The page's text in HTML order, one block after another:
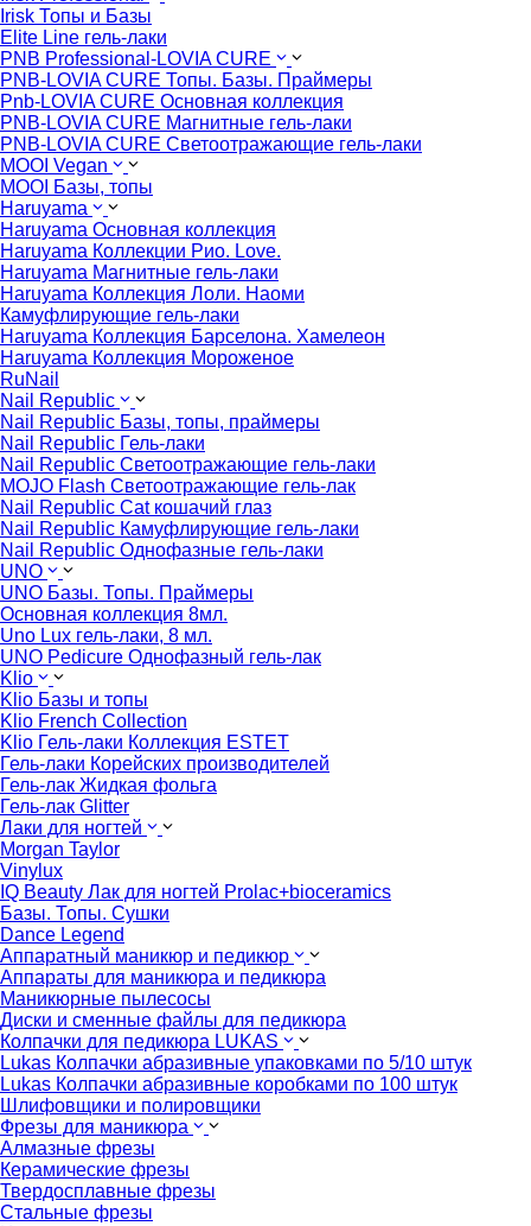
Irisk Топы и Базы
Elite Line гель-лаки
PNB Professional-LOVIA CURE
PNB-LOVIA CURE Топы. Базы. Праймеры
Pnb-LOVIA CURE Основная коллекция
PNB-LOVIA CURE Магнитные гель-лаки
PNB-LOVIA CURE Cветоотражающие гель-лаки
MOOI Vegan
MOOI Базы, топы
Haruyama
Haruyama Основная коллекция
Haruyama Коллекции Рио. Love.
Haruyama Магнитные гель-лаки
Haruyama Коллекция Лоли. Наоми
Камуфлирующие гель-лаки
Haruyama Коллекция Барселона. Хамелеон
Haruyama Коллекция Мороженое
RuNail
Nail Republic
Nail Republic Базы, топы, праймеры
Nail Republic Гель-лаки
Nail Republic Светоотражающие гель-лаки
MOJO Flash Светоотражающие гель-лак
Nail Republic Cat кошачий глаз
Nail Republic Камуфлирующие гель-лаки
Nail Republic Однофазные гель-лаки
UNO
UNO Базы. Топы. Праймеры
Основная коллекция 8мл.
Uno Lux гель-лаки, 8 мл.
UNO Pedicure Однофазный гель-лак
Klio
Klio Базы и топы
Klio French Collection
Klio Гель-лаки Коллекция ESTET
Гель-лаки Корейских производителей
Гель-лак Жидкая фольга
Гель-лак Glitter
Лаки для ногтей
Morgan Taylor
Vinylux
IQ Beauty Лак для ногтей Prolac+bioceramics
Базы. Топы. Сушки
Dance Legend
Аппаратный маникюр и педикюр
Аппараты для маникюра и педикюра
Маникюрные пылесосы
Диски и сменные файлы для педикюра
Колпачки для педикюра LUKAS
Lukas Колпачки абразивные упаковками по 5/10 штук
Lukas Колпачки абразивные коробками по 100 штук
Шлифовщики и полировщики
Фрезы для маникюра
Алмазные фрезы
Керамические фрезы
Твердосплавные фрезы
Стальные фрезы